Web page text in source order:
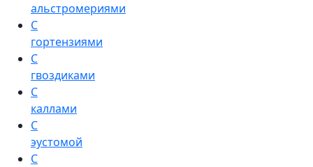
альстромериями
С
гортензиями
С
гвоздиками
С
каллами
С
эустомой
С